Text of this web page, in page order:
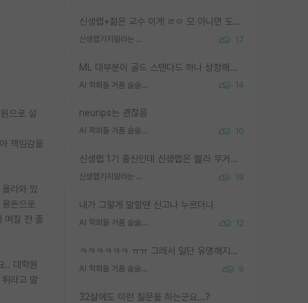
신생랩+젊은 교수 이게 ㄹㅇ 모 아니면 도인듯.
신생랩가지말라는 이유가 있었구나 17
ML 대부분이 골드 스탠다드 하나 상정해놓고 (벤치마크 데이터셋이 여러 개면 여러 개 상정) 그거 얼마나 잘 맞추나 싸움임 가끔 번뜩이는 설계 철학을 보여주는 논문들도 있지만 대부분 그거 성적 얼마나 더 올리느라에 혈안이 되어 있는 측면이 잇음
AI 학회들 거품 슬슬 지적이 나오네요 14
neurips는 괜찮음
AI 학회들 거품 슬슬 지적이 나오네요 10
신생랩 1기 출신인데 신생랩은 줠라 무거운 바벨 같은거임. 들면 대박인데 못들면 깔려 죽음. 아무도 알려주지 않는 환경에서 자생해야하지만, 일단 살아남았다면 그 어떤 사람보다 악착같고 생존력 높은 사람으로 거듭날 수 있음
신생랩가지말라는 이유가 있었구나 19
내가 그렇게 말할땐 신고나 누르더니
AI 학회들 거품 슬슬 지적이 나오네요 12
ㅋㅋㅋㅋㅋㅋ ㅠㅠ 그래서 일단 유명해지는게 중요한거같습니다
AI 학회들 거품 슬슬 지적이 나오네요 9
32살에도 이런 질문을 하는군요...?
으로 설
책임감을
라와 있
돈으로
며칠 전 졸
.. 대학원
라고 말